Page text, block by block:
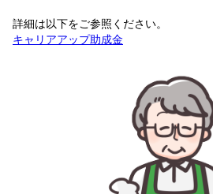
詳細は以下をご参照ください。
キャリアアップ助成金